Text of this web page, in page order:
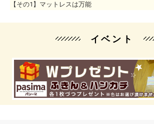
【その1】マットレスは万能
イベント